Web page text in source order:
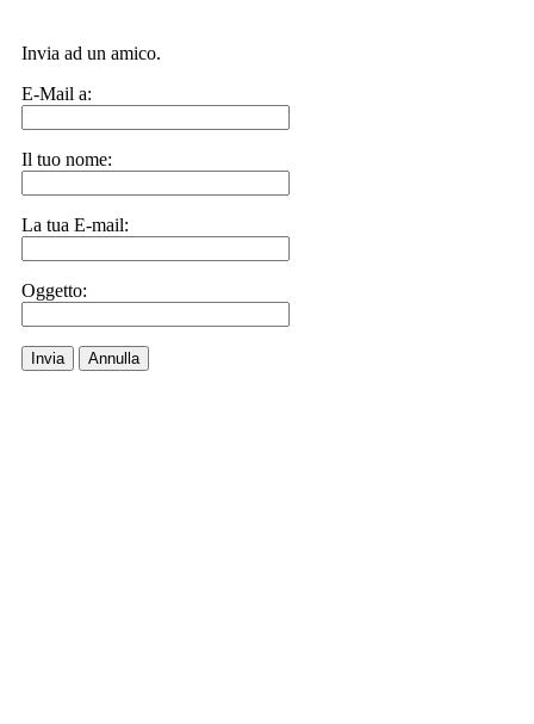
Invia ad un amico.
E-Mail a:
Il tuo nome:
La tua E-mail:
Oggetto:
Invia Annulla